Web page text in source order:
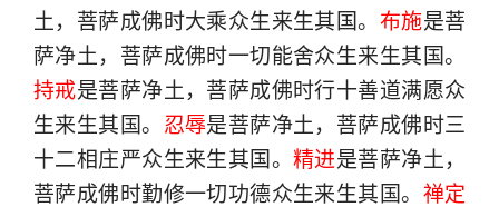
土，菩萨成佛时大乘众生来生其国。 布施是菩
萨净土，菩萨成佛时一切能舍众生来生其国。
持戒是菩萨净土，菩萨成佛时行十善道满愿众
生来生其国。 忍辱是菩萨净土，菩萨成佛时三
十二相庄严众生来生其国。精进是菩萨净土，
菩萨成佛时勤修一切功德众生来生其国。 禅定